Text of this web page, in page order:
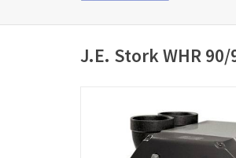
J.E. Stork WHR